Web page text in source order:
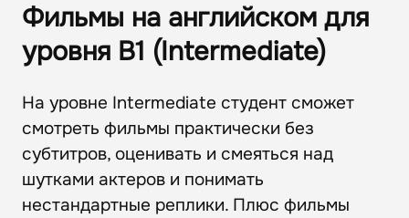
Фильмы на английском для
уровня B1 (Intermediate)
На уровне Intermediate студент сможет
смотреть фильмы практически без
субтитров, оценивать и смеяться над
шутками актеров и понимать
нестандартные реплики. Плюс фильмы